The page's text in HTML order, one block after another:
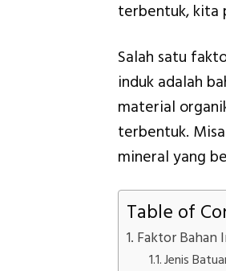
terbentuk, kita
Salah satu
induk adalah
material
terbentuk.
mineral yang
Table of
Faktor Bahan
Jenis